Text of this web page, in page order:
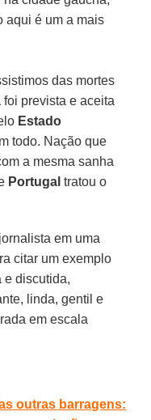
aqui é um a mais
das mortes
foi prevista e aceita
Estado
todo. Nação que
a mesma sanha
Portugal tratou o
em uma
citar um exemplo
e discutida,
linda, gentil e
em escala
outras barragens: